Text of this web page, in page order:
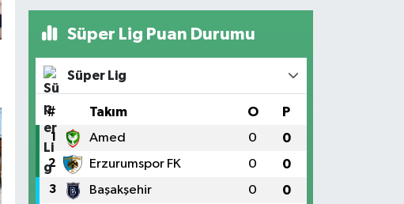
Süper Lig Puan Durumu
Süper Lig
# Takım O P
1 Amed 0 0
2 Erzurumspor FK 0 0
3 Başakşehir 0 0